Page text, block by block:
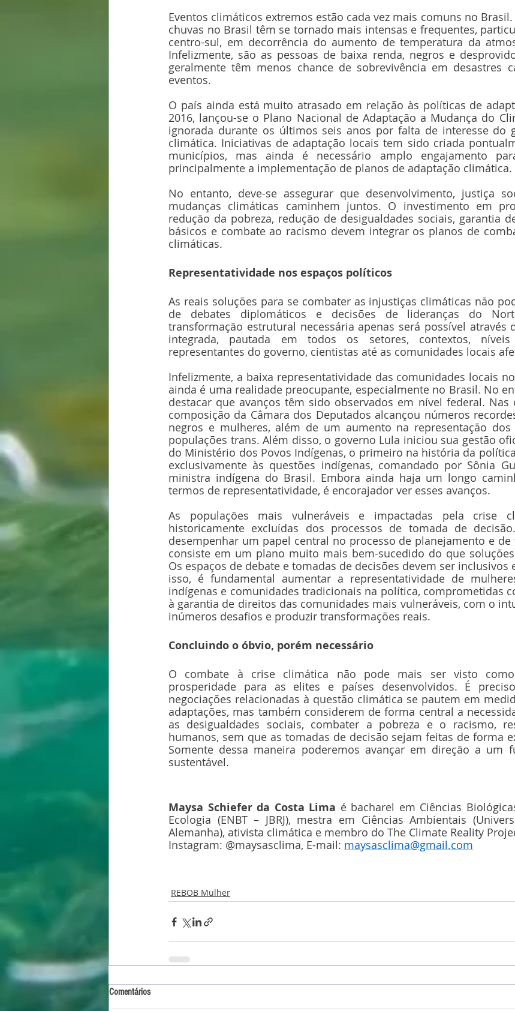
Eventos climáticos extremos estão cada vez mais comuns no Brasil.
chuvas no Brasil têm se tornado mais intensas e frequentes,
centro-sul, em decorrência do aumento de temperatura da
Infelizmente, são as pessoas de baixa renda, negros e
geralmente têm menos chance de sobrevivência em desastres
eventos.
O país ainda está muito atrasado em relação às políticas de
2016, lançou-se o Plano Nacional de Adaptação a Mudança do
ignorada durante os últimos seis anos por falta de interesse do
climática. Iniciativas de adaptação locais tem sido criada
municípios, mas ainda é necessário amplo engajamento
principalmente a implementação de planos de adaptação climática.
No entanto, deve-se assegurar que desenvolvimento, justiça
mudanças climáticas caminhem juntos. O investimento em
redução da pobreza, redução de desigualdades sociais, garantia
básicos e combate ao racismo devem integrar os planos de
climáticas.
Representatividade nos espaços políticos
As reais soluções para se combater as injustiças climáticas não
de debates diplomáticos e decisões de lideranças do
transformação estrutural necessária apenas será possível através
integrada, pautada em todos os setores, contextos,
representantes do governo, cientistas até as comunidades locais
Infelizmente, a baixa representatividade das comunidades locais
ainda é uma realidade preocupante, especialmente no Brasil. No
destacar que avanços têm sido observados em nível federal. Nas
composição da Câmara dos Deputados alcançou números
negros e mulheres, além de um aumento na representação
populações trans. Além disso, o governo Lula iniciou sua gestão
do Ministério dos Povos Indígenas, o primeiro na história da
exclusivamente às questões indígenas, comandado por Sônia
ministra indígena do Brasil. Embora ainda haja um longo
termos de representatividade, é encorajador ver esses avanços.
As populações mais vulneráveis e impactadas pela crise
historicamente excluídas dos processos de tomada de
desempenhar um papel central no processo de planejamento e
consiste em um plano muito mais bem-sucedido do que
Os espaços de debate e tomadas de decisões devem ser inclusivos
isso, é fundamental aumentar a representatividade de
indígenas e comunidades tradicionais na política, comprometidas
à garantia de direitos das comunidades mais vulneráveis, com o
inúmeros desafios e produzir transformações reais.
Concluindo o óbvio, porém necessário
O combate à crise climática não pode mais ser visto
prosperidade para as elites e países desenvolvidos. É
negociações relacionadas à questão climática se pautem em
adaptações, mas também considerem de forma central a
as desigualdades sociais, combater a pobreza e o racismo,
humanos, sem que as tomadas de decisão sejam feitas de forma
Somente dessa maneira poderemos avançar em direção a um
sustentável.
Maysa Schiefer da Costa Lima é bacharel em Ciências
Ecologia (ENBT – JBRJ), mestra em Ciências Ambientais
Alemanha), ativista climática e membro do The Climate Reality
Instagram: @maysasclima, E-mail: maysasclima@gmail.com
REBOB Mulher
Comentários